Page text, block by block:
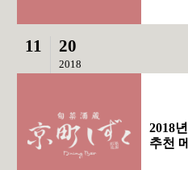
11 20
2018
2018
추천